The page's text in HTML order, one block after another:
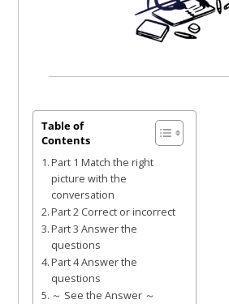
on
October
4,
Table of
Contents
Part 1 Match the right
picture with the
conversation
Part 2 Correct or incorrect
Part 3 Answer the
questions
Part 4 Answer the
questions
～ See the Answer ～